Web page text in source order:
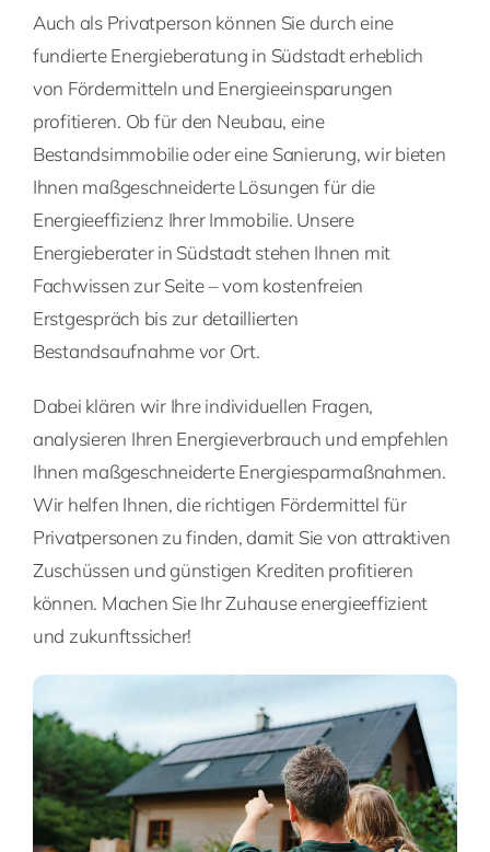
Auch als Privatperson können Sie durch eine
fundierte Energieberatung in Südstadt erheblich
von Fördermitteln und Energieeinsparungen
profitieren. Ob für den Neubau, eine
Bestandsimmobilie oder eine Sanierung, wir bieten
Ihnen maßgeschneiderte Lösungen für die
Energieeffizienz Ihrer Immobilie. Unsere
Energieberater in Südstadt stehen Ihnen mit
Fachwissen zur Seite – vom kostenfreien
Erstgespräch bis zur detaillierten
Bestandsaufnahme vor Ort.
Dabei klären wir Ihre individuellen Fragen,
analysieren Ihren Energieverbrauch und empfehlen
Ihnen maßgeschneiderte Energiesparmaßnahmen.
Wir helfen Ihnen, die richtigen Fördermittel für
Privatpersonen zu finden, damit Sie von attraktiven
Zuschüssen und günstigen Krediten profitieren
können. Machen Sie Ihr Zuhause energieeffizient
und zukunftssicher!